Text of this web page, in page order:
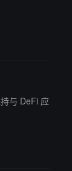
与 DeFi 应